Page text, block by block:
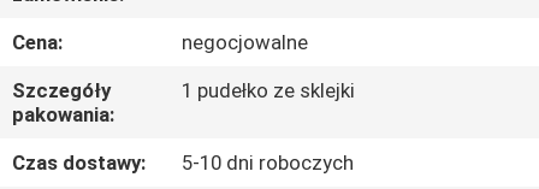
JAKOŚCI
SKONTAKTUJ
SIĘ
Cena:
negocjowalne
Szczegóły
pakowania:
1 pudełko ze sklejki
Czas dostawy:
5-10 dni roboczych